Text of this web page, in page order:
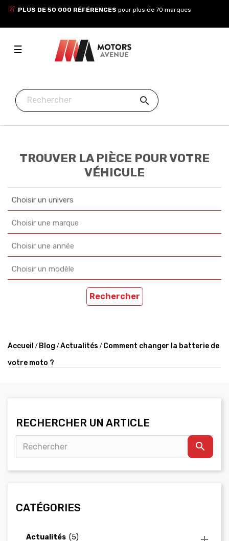
PLUS DE 50 000 RÉFÉRENCES pour plus de 70 marques
Toggle
navigation
☰

TROUVER LA PIÈCE POUR VOTRE
VÉHICULE
Choisir un univers
Choisir une marque
Choisir une année
Choisir un modèle
Rechercher
Accueil Blog Actualités
Comment changer la batterie de
votre moto ?
RECHERCHER UN ARTICLE
search
CATÉGORIES
Actualités (5)